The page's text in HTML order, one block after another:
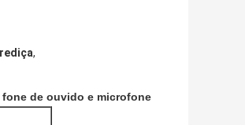
,
fone de ouvido e microfone